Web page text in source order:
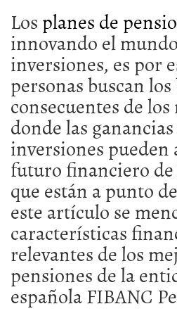
Losplanes de
innovando el
inversiones, es por
personas buscan
consecuentes de
donde las
inversiones pueden
futuro financiero de
que están a punto
este artículo se
características
relevantes de los
pensiones de la
española FIBANC